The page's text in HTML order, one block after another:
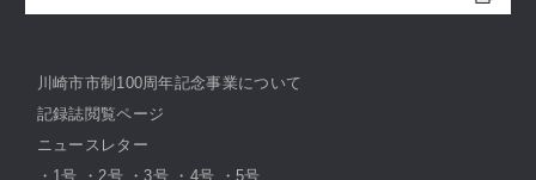
川崎市市制100周年記念事業について
記録誌閲覧ページ
ニュースレター
・ 1号 ・ 2号・3号 ・ 4号 ・ 5号